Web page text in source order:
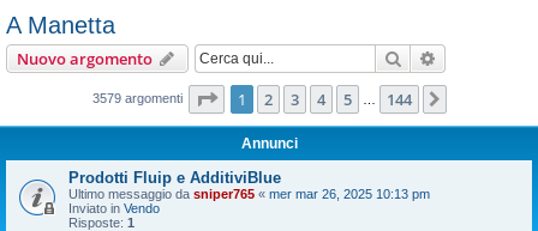
A Manetta
Nuovo argomento Cerca
3579 argomenti Pagina di 144
1 2 3 4 5 144
Annunci
Prodotti Fluip e AdditiviBlue
Ultimo messaggio da sniper765 « mer mar 26, 2025 10:13 pm
Inviato in Vendo
Risposte: 1